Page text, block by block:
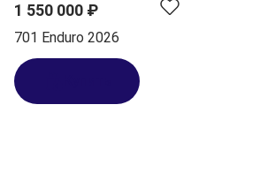
1 550 000 ₽
701 Enduro 2026